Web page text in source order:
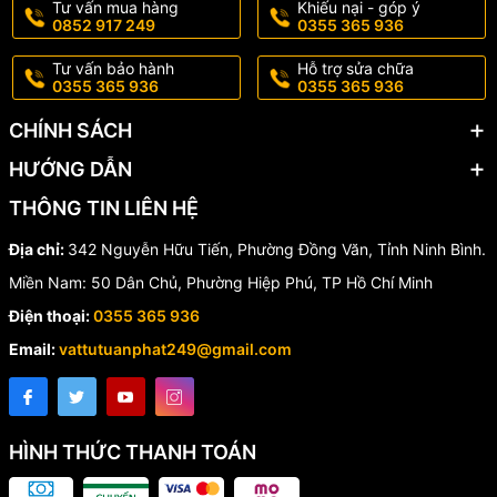
Vật liệu
Thân: Inox 304; Kết nối áp suất: Inox 316; Ống
Bourdon: Inox 316
Bảo vệ
IP67, ATEX Ex II GD c IIc TX
Hướng dẫn sử dụng và bảo
quản
tuân thủ các hướng dẫn sau:
Lắp đặt ở vị trí thẳng đứng.
Kiểm tra đường ống có rung lắc không, sử dụng phụ kiện
Hiệu chỉnh về 0 trước khi lắp đặt.
Sử dụng băng Teflon hoặc miếng đệm cho vít.
Kiểm tra định kỳ 1-2 lần/năm.
Đối với chất lỏng ăn mòn, sử dụng màng ngăn mặt bích.
Đối với chất lỏng nóng, sử dụng xi phông.
Tránh tăng giảm áp suất đột ngột.
Tư vấn mua hàng
0852 917 249
Khiếu nại - góp ý
0355 365 936
Tư vấn bảo hành
0355 365 936
Hỗ trợ sửa chữa
0355 365 936
CHÍNH SÁCH
HƯỚNG DẪN
THÔNG TIN LIÊN HỆ
Địa chỉ: 342 Nguyễn Hữu Tiến, Phường Đồng Văn, Tỉnh Ninh Bình.
Miền Nam: 50 Dân Chủ, Phường Hiệp Phú, TP Hồ Chí Minh
Điện thoại:0355 365 936
Email:vattutuanphat249@gmail.com
HÌNH THỨC THANH TOÁN